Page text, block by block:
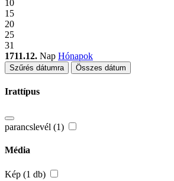
10
15
20
25
31
1711.12. Nap Hónapok
Szűrés dátumra Összes dátum
Irattípus
parancslevél (1)
Média
Kép (1 db)